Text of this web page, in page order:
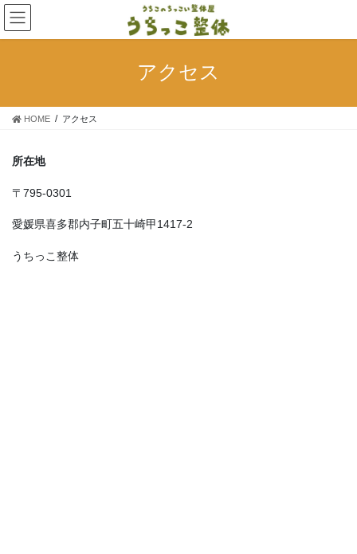
コ
ン
テ
ス
ナ
ビ
ゲ
ン
アクセス
HOME アクセス
所在地
〒795-0301
愛媛県喜多郡内子町五十崎甲1417-2
うちっこ整体